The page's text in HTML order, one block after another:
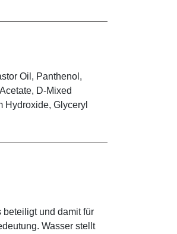
Oil, Panthenol,
D-Mixed
Hydroxide, Glyceryl
beteiligt und damit für
Wasser stellt